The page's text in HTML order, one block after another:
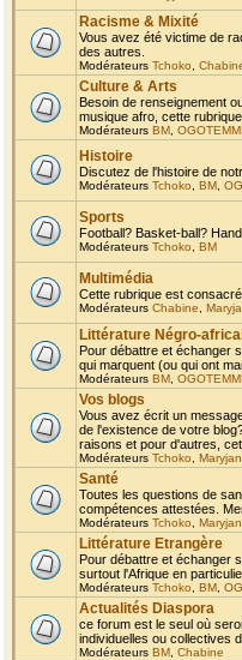
Racisme & Mixité
Vous avez été victime de
des autres.
Modérateurs Tchoko
Culture & Arts
Besoin de renseignement
musique afro, cette
Modérateurs BM
Histoire
Discutez de l'histoire de
Modérateurs Tchoko BM
Sports
Football? Basket-ball?
Modérateurs Tchoko BM
Multimédia
Cette rubrique est
Modérateurs Chabine
Littérature Négro-
Pour débattre et échanger
qui marquent (ou qui ont
Modérateurs BM
Vos blogs
Vous avez écrit un
de l'existence de votre
raisons et pour d'autres,
Modérateurs Tchoko
Santé
Toutes les questions de
compétences attestées.
Modérateurs Tchoko
Littérature Etrangère
Pour débattre et échanger
surtout l'Afrique en
Modérateurs Tchoko BM
Actualités Diaspora
ce forum est le seul où
individuelles ou collectives
Modérateurs BM Chabine